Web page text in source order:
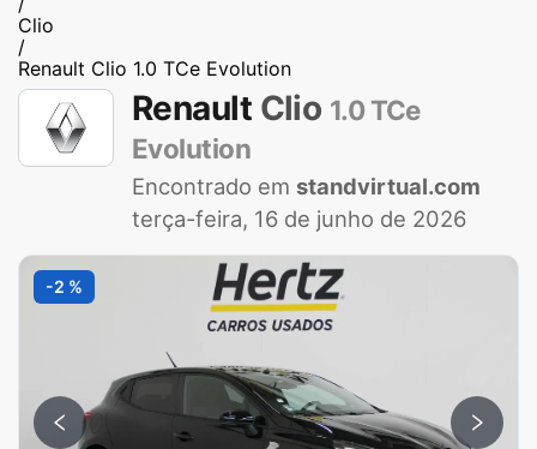
Clio
/
Renault Clio 1.0 TCe Evolution
Renault Clio 1.0 TCe
Evolution
Encontrado em standvirtual.com
terça-feira, 16 de junho de 2026
-2 %